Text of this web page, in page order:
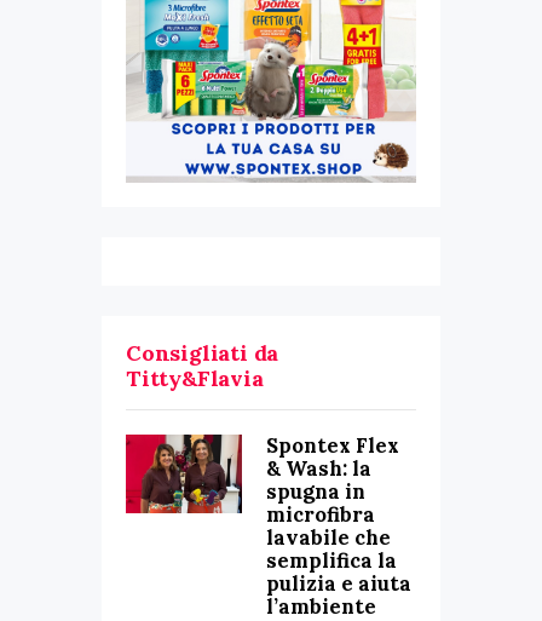
Consigliati da
Titty&Flavia
Spontex Flex
& Wash: la
spugna in
microfibra
lavabile che
semplifica la
pulizia e aiuta
l’ambiente